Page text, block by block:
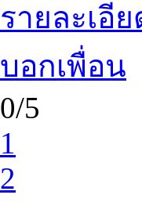
รายละเอีย
บอกเพื่อน
0/5
1
2